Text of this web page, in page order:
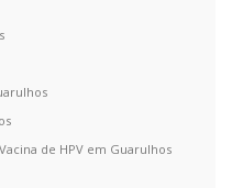
Vacina de HPV em Guarulhos